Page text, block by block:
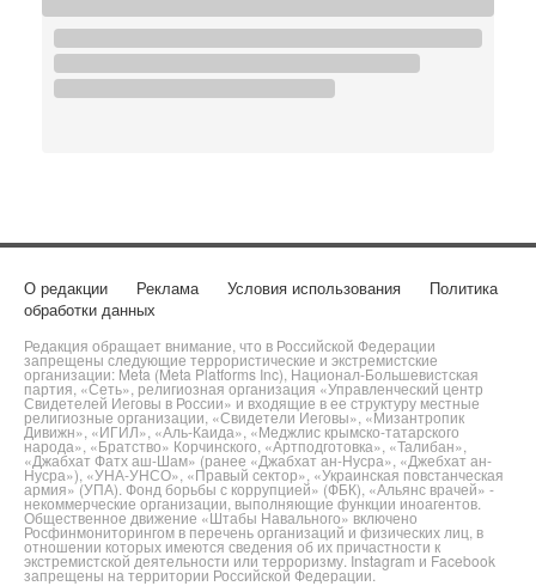
О редакции Реклама Условия использования
Политика
обработки данных
Редакция обращает внимание, что в Российской Федерации
запрещены следующие террористические и экстремистские
организации: Meta (Meta Platforms Inc), Национал-Большевистская
партия, «Сеть», религиозная организация «Управленческий центр
Свидетелей Иеговы в России» и входящие в ее структуру местные
религиозные организации, «Свидетели Иеговы», «Мизантропик
Дивижн», «ИГИЛ», «Аль-Каида», «Меджлис крымско-татарского
народа», «Братство» Корчинского, «Артподготовка», «Талибан»,
«Джабхат Фатх аш-Шам» (ранее «Джабхат ан-Нусра», «Джебхат ан-
Нусра»), «УНА-УНСО», «Правый сектор», «Украинская повстанческая
армия» (УПА). Фонд борьбы с коррупцией» (ФБК), «Альянс врачей» -
некоммерческие организации, выполняющие функции иноагентов.
Общественное движение «Штабы Навального» включено
Росфинмониторингом в перечень организаций и физических лиц, в
отношении которых имеются сведения об их причастности к
экстремистской деятельности или терроризму. Instagram и Facebook
запрещены на территории Российской Федерации.